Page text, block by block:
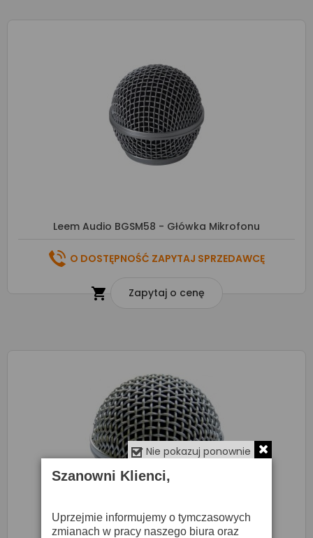
Leem Audio BGSM58 - Główka Mikrofonu
O DOSTĘPNOŚĆ ZAPYTAJ SPRZEDAWCĘ
 Zapytaj o cenę
Nie pokazuj ponownie
Szanowni Klienci,
Uprzejmie informujemy o tymczasowych
zmianach w pracy naszego biura oraz